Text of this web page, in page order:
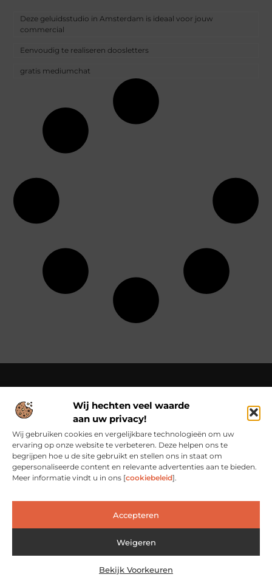
Wij hechten veel waarde
aan uw privacy!
Wij gebruiken cookies en vergelijkbare technologieën om uw
ervaring op onze website te verbeteren. Deze helpen ons te
begrijpen hoe u de site gebruikt en stellen ons in staat om
gepersonaliseerde content en relevante advertenties aan te bieden.
Meer informatie vindt u in ons [cookiebeleid].
Accepteren
Weigeren
Bekijk Voorkeuren
Deze geluidsstudio in Amsterdam is ideaal voor jouw
commercial
Eenvoudig te realiseren doosletters
gratis mediumchat
Over Cn-flex
Cn-flex.nl – Altijd in beweging – verhalen voor elke dag.
Ontdek inspirerende blogs en artikelen die het dagelijks leven
in al zijn facetten belichten.
Bericht categorie
@2025 www.cn-flex.nl. All Right Reserved.